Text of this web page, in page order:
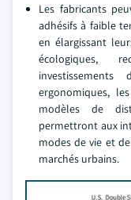
Les fabricants
adhésifs à faible
en élargissant
écologiques,
ergonomiques,
modèles de
permettront aux
modes de vie et
marchés urbains.